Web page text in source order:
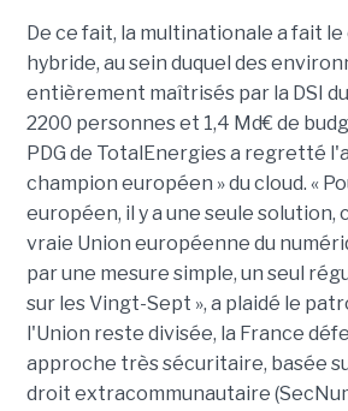
De ce fait, la multinationale a fait
hybride, au sein duquel des
entièrement maîtrisés par la DSI
2200 personnes et 1,4 Md€ de
PDG de TotalEnergies a regretté
champion européen » du cloud. «
européen, il y a une seule solution,
vraie Union européenne du
par une mesure simple, un seul
sur les Vingt-Sept », a plaidé le
l'Union reste divisée, la France
approche très sécuritaire, basée
droit extracommunautaire